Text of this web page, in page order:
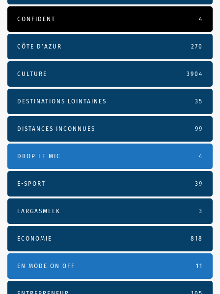
CONFIDENT 4
CÔTE D’AZUR 270
CULTURE 3904
DESTINATIONS LOINTAINES 35
DISTANCES INCONNUES 99
DROP LE MIC 4
E-SPORT 39
EARGASMEEK 3
ECONOMIE 818
EN MODE ON OFF 11